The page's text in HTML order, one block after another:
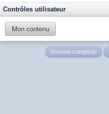
Contrôles utilisateur
Mon contenu
Version complète